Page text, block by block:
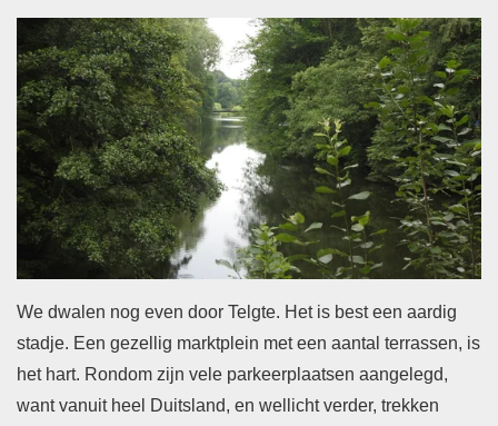
We dwalen nog even door Telgte. Het is best een aardig
stadje. Een gezellig marktplein met een aantal terrassen, is
het hart. Rondom zijn vele parkeerplaatsen aangelegd,
want vanuit heel Duitsland, en wellicht verder, trekken